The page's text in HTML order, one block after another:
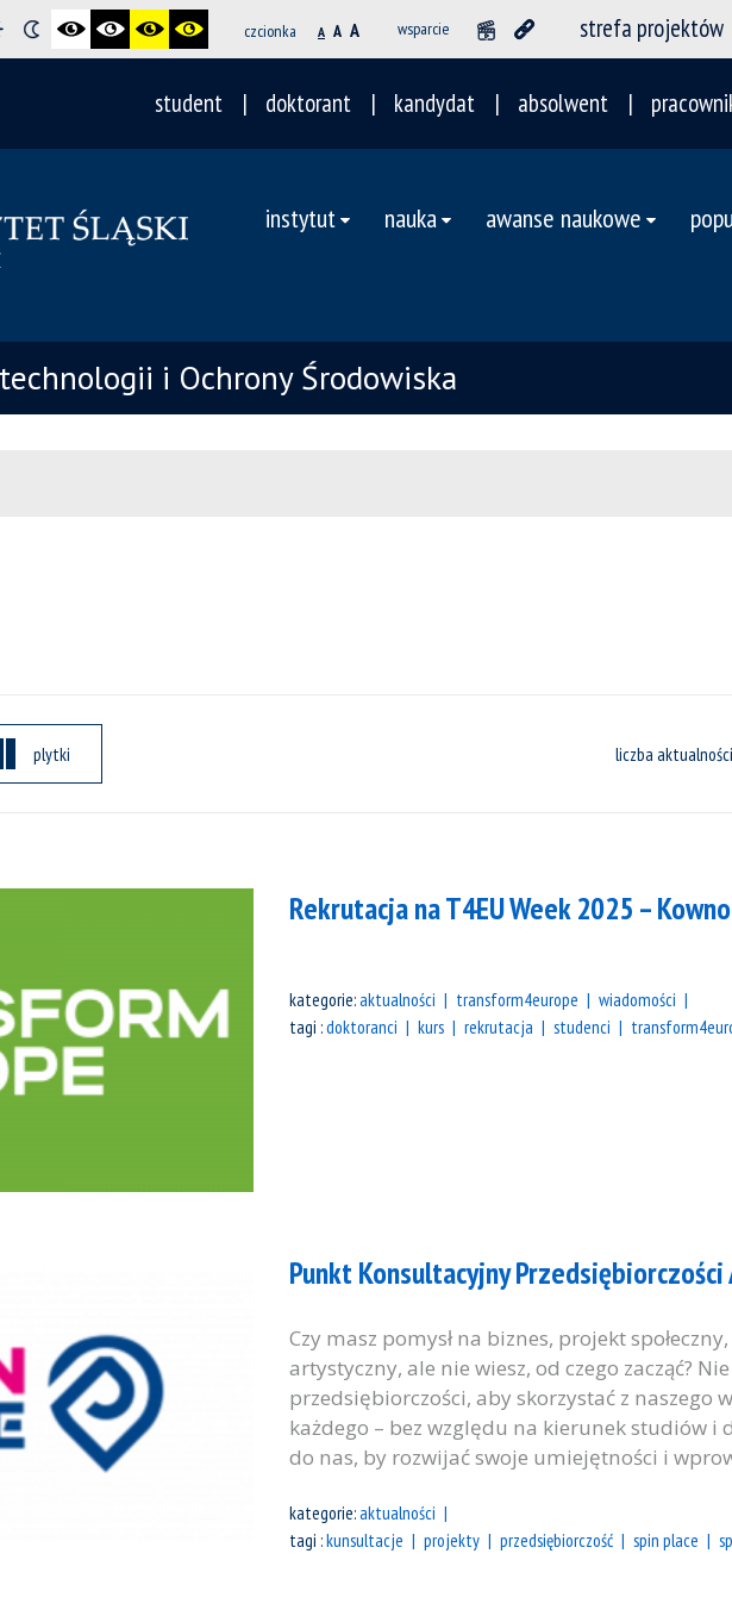
czcionka A A A wsparcie strefa projektów
student doktorant kandydat absolwent
instytut nauka awanse naukowe
i Ochrony Środowiska
plytki liczba
Rekrutacja na T4EU Week 2025 –
kategorie:aktualności transform4europe
wiadomości
tagi :doktoranci kurs rekrutacja studenci
Punkt Konsultacyjny
Czy masz pomysł na biznes, projekt
artystyczny, ale nie wiesz, od czego zacząć?
przedsiębiorczości, aby skorzystać z naszego
każdego – bez względu na kierunek studiów i
do nas, by rozwijać swoje umiejętności i
kategorie:aktualności
tagi :kunsultacje projekty przedsiębiorczość spin place